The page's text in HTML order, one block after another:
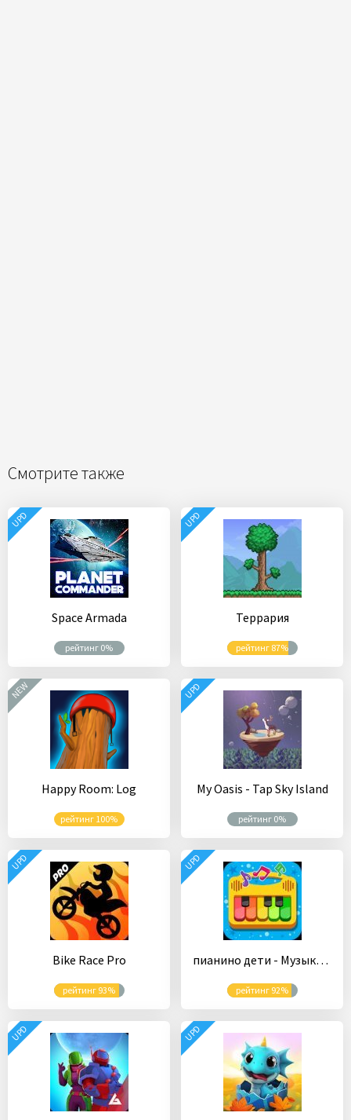
Смотрите также
Space Armada
рейтинг 0%
UPD
Террария
рейтинг 87%
UPD
Happy Room: Log
рейтинг 100%
NEW
My Oasis - Tap Sky Island
рейтинг 0%
UPD
Bike Race Pro
рейтинг 93%
UPD
пианино дети - Музыка и песни
рейтинг 92%
UPD
UPD UPD